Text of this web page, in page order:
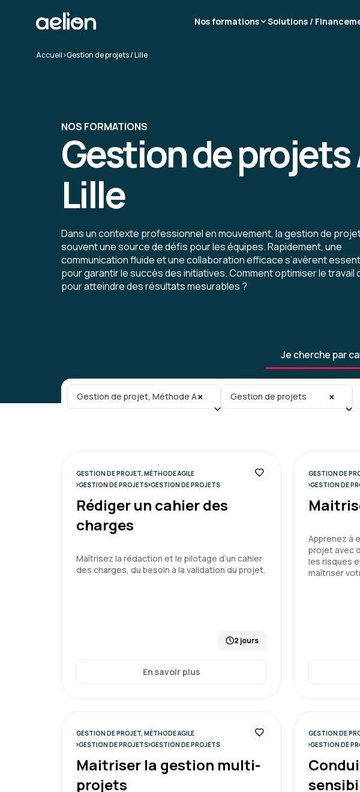
Nos formations Solutions /
Accueil>Gestion de projets / Lille
NOS FORMATIONS
Gestion de projets
Lille
Dans un contexte professionnel en mouvement, la gestion de
souvent une source de défis pour les équipes. Rapidement, une
communication fluide et une collaboration efficace s’avèrent
pour garantir le succès des initiatives. Comment optimiser le travail
pour atteindre des résultats mesurables ?
Je cherche par
Catégorie principale ×
Gestion de projet, Méthode Agile Sous-catégorie ×
Gestion de projets
GESTION DE PROJET, MÉTHODE AGILE
GESTION DE PROJETS GESTION DE PROJETS
Rédiger un cahier des
charges
Maîtrisez la rédaction et le pilotage d’un cahier
des charges, du besoin à la validation du projet.
2 jours
En savoir plus
GESTION DE
GESTION DE
Apprenez à
projet avec
les risques
maîtriser
GESTION DE PROJET, MÉTHODE AGILE
GESTION DE PROJETS GESTION DE PROJETS
Maitriser la gestion multi-
projets
GESTION DE
GESTION DE